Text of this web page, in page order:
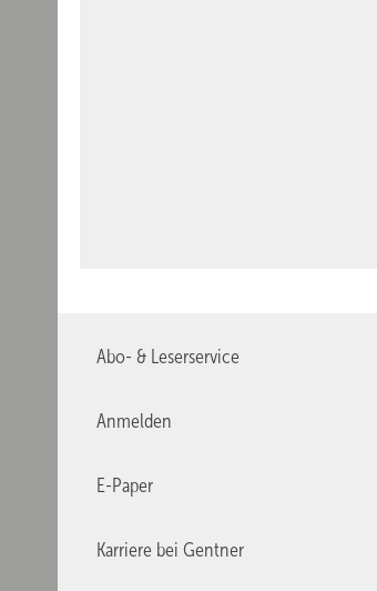
Abo- & Leserservice
Anmelden
E-Paper
Karriere bei Gentner